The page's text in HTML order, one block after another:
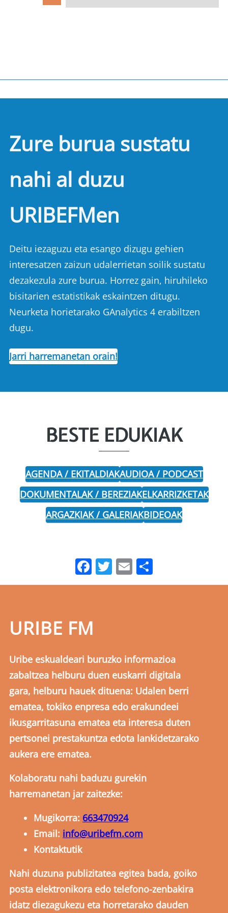
Zure burua sustatu
nahi al duzu
URIBEFMen
Deitu iezaguzu eta esango dizugu gehien
interesatzen zaizun udalerrietan soilik sustatu
dezakezula zure burua. Horrez gain, hiruhileko
bisitarien estatistikak eskaintzen ditugu.
Neurketa horietarako GAnalytics 4 erabiltzen
dugu.
Jarri harremanetan orain!
BESTE EDUKIAK
AGENDA / EKITALDIAKAUDIOA / PODCAST
DOKUMENTALAK / BEREZIAKELKARRIZKETAK
ARGAZKIAK / GALERIAKBIDEOAK
Facebook
Twitter
Email
URIBE FM
Uribe eskualdeari buruzko informazioa
zabaltzea helburu duen euskarri digitala
gara, helburu hauek dituena: Udalen berri
ematea, tokiko enpresa edo erakundeei
ikusgarritasuna ematea eta interesa duten
pertsonei prestakuntza edota lankidetzarako
aukera ere ematea.
Kolaboratu nahi baduzu gurekin
harremanetan jar zaitezke:
Mugikorra: 663470924
Email: info@uribefm.com
Kontaktutik
Nahi duzuna publizitatea egitea bada, goiko
posta elektronikora edo telefono-zenbakira
idatz diezagukezu eta horretarako dauden